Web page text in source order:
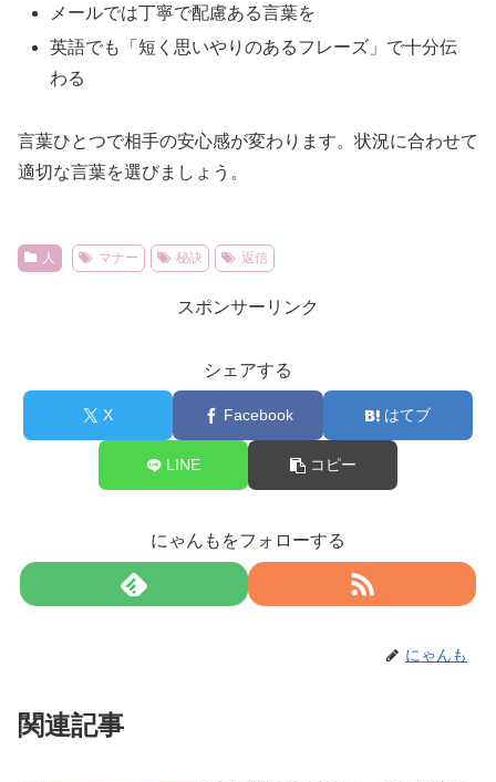
メールでは丁寧で配慮ある言葉を
英語でも「短く思いやりのあるフレーズ」で十分伝
わる
言葉ひとつで相手の安心感が変わります。状況に合わせて
適切な言葉を選びましょう。
人 マナー 秘訣 返信
スポンサーリンク
シェアする
X Facebook はてブ
LINE コピー
にゃんもをフォローする
にゃんも
関連記事